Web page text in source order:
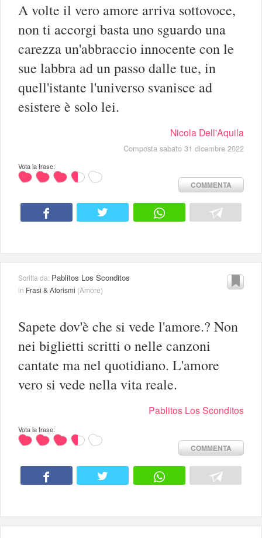
A volte il vero amore arriva sottovoce,
non ti accorgi basta uno sguardo una
carezza un'abbraccio innocente con le
sue labbra ad un passo dalle tue, in
quell'istante l'universo svanisce ad
esistere è solo lei.
Nicola Dell'Aquila
Composta sabato 31 dicembre 2022
Vota la frase:
COMMENTA
Scritta da: Pablitos Los Sconditos
in Frasi & Aforismi (Amore)
Sapete dov'è che si vede l'amore.? Non
nei biglietti scritti o nelle canzoni
cantate ma nel quotidiano. L'amore
vero si vede nella vita reale.
Pablitos Los Sconditos
Vota la frase:
COMMENTA